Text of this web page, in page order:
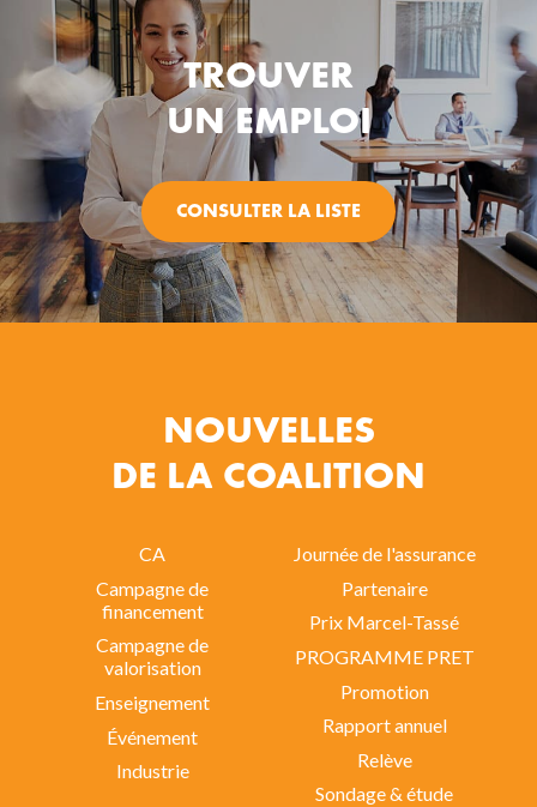
TROUVER
UN EMPLOI
CONSULTER LA LISTE
NOUVELLES
DE LA COALITION
CA
Campagne de
financement
Campagne de
valorisation
Enseignement
Événement
Industrie
Journée de l'assurance
Partenaire
Prix Marcel-Tassé
PROGRAMME PRET
Promotion
Rapport annuel
Relève
Sondage & étude